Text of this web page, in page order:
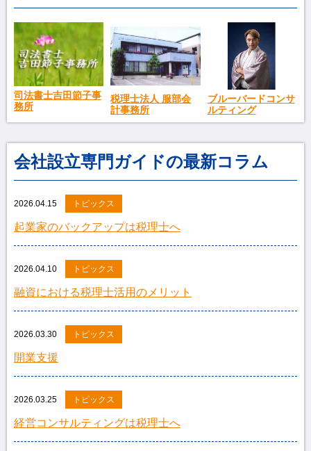
司法書士吉田節子事
務所
税理士法人 服部会
計事務所
ブルーバードコンサ
ルティング
会社設立専門ガイドの最新コラム
2026.04.15 トピックス
起業家のバックアップは税理士へ
2026.04.10 トピックス
融資における税理士活用のメリット
2026.03.30 トピックス
開業支援
2026.03.25 トピックス
経営コンサルティングは税理士へ